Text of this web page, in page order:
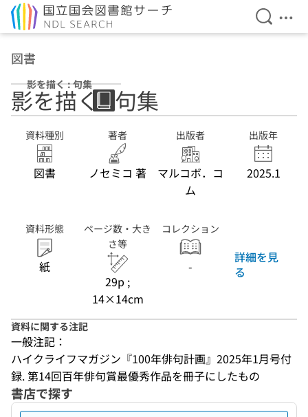
検索を
メ
図書
影を描く : 句集
影を描く : 句集
資料種別
図書
著者
ノセミコ 著
出版者
マルコボ．コ
ム
出版年
2025.1
資料形態
紙
ページ数・大き
さ等
29p ;
14×14cm
コレクション
-
詳細を見
る
資料に関する注記
一般注記：
ハイクライフマガジン『100年俳句計画』2025年1月号付
録. 第14回百年俳句賞最優秀作品を冊子にしたもの
書店で探す